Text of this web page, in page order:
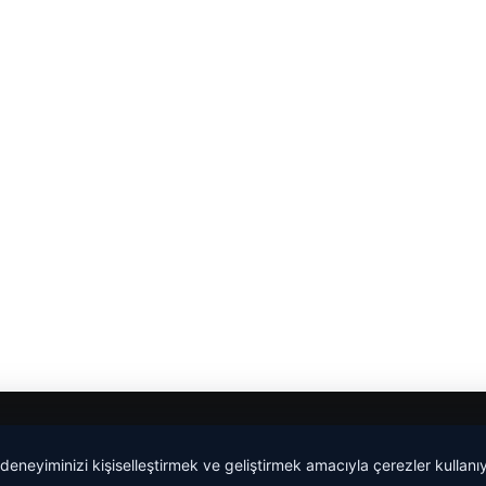
kişiselleştirmek ve geliştirmek amacıyla çerezler
lemagrup.com.tr